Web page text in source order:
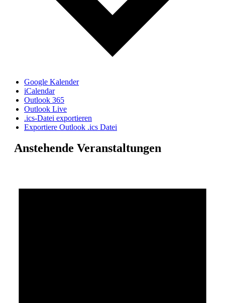
Google Kalender
iCalendar
Outlook 365
Outlook Live
.ics-Datei exportieren
Exportiere Outlook .ics Datei
Anstehende Veranstaltungen